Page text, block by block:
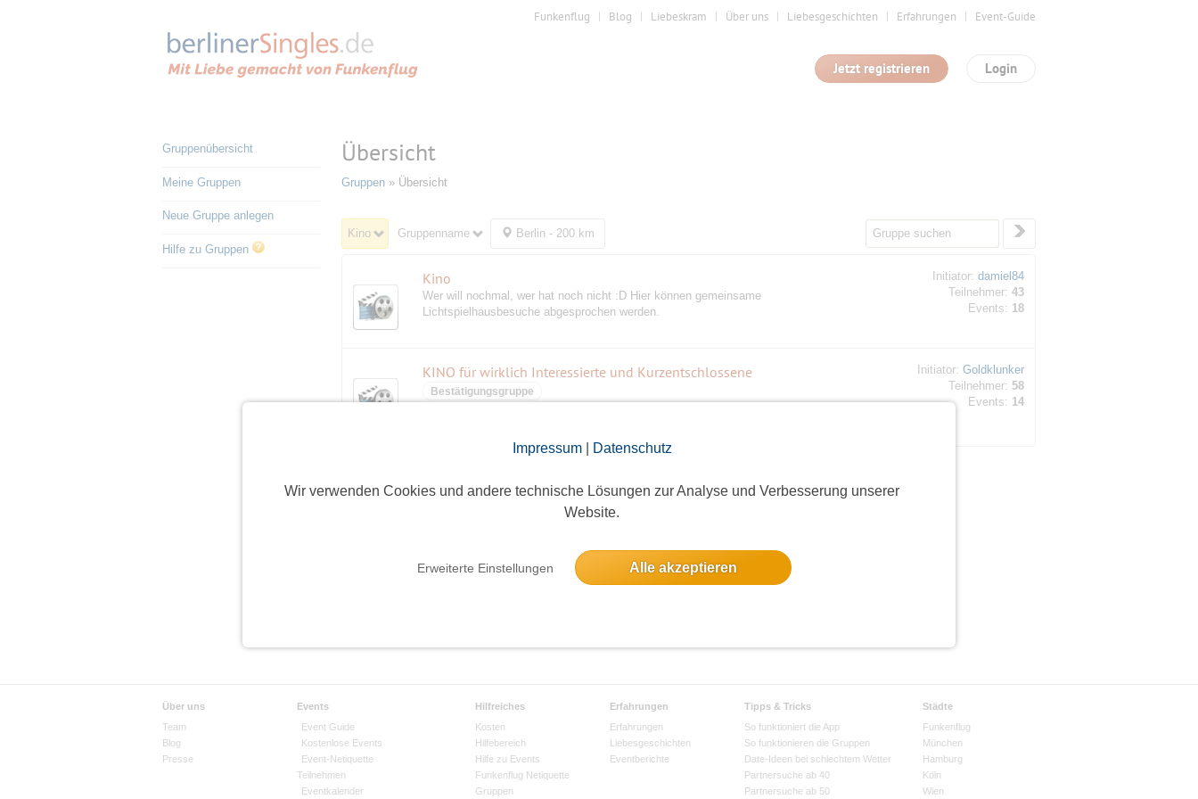
Impressum| Datenschutz
Wir verwenden Cookies und andere technische Lösungen zur Analyse und Verbesserung unserer
Website.
Erweiterte Einstellungen Alle akzeptieren
Funkenflug Blog Liebeskram Über uns Liebesgeschichten Erfahrungen Event-Guide
Login
Jetzt registrieren
Gruppenübersicht
Meine Gruppen
Neue Gruppe anlegen
Hilfe zu Gruppen
Übersicht
Gruppen» Übersicht
Kino Gruppenname Berlin - 200 km
Kino
Wer will nochmal, wer hat noch nicht :D Hier können gemeinsame
Lichtspielhausbesuche abgesprochen werden.
Initiator: damiel84
Teilnehmer: 43
Events: 18
KINO für wirklich Interessierte und Kurzentschlossene
Bestätigungsgruppe
Initiator: Goldklunker
Teilnehmer: 58
Events: 14
Anzahl pro Seite: 25
Über uns
Team
Blog
Presse
Events
Event Guide
Kostenlose Events
Event-Netiquette
Teilnehmen
Eventkalender
Hilfreiches
Kosten
Hilfebereich
Hilfe zu Events
Funkenflug Netiquette
Gruppen
Erfahrungen
Erfahrungen
Liebesgeschichten
Eventberichte
Tipps & Tricks
So funktioniert die App
So funktionieren die Gruppen
Date-Ideen bei schlechtem Wetter
Partnersuche ab 40
Partnersuche ab 50
Städte
Funkenflug
München
Hamburg
Köln
Wien